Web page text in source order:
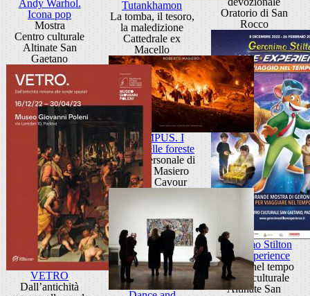
Andy Warhol.
Icona pop
Mostra
Centro culturale
Altinate San
Gaetano
Tutankhamon
La tomba, il tesoro,
la maledizione
Cattedrale ex
Macello
Oratorio di San
Rocco
Geronimo Stilton
Live Experience
Viaggio nel tempo
Centro culturale
Altinate San
KRAMPUS. I
diavoli delle foreste
Mostra personale di
Roberto Masiero
Galleria Cavour
VETRO
Dall’antichità